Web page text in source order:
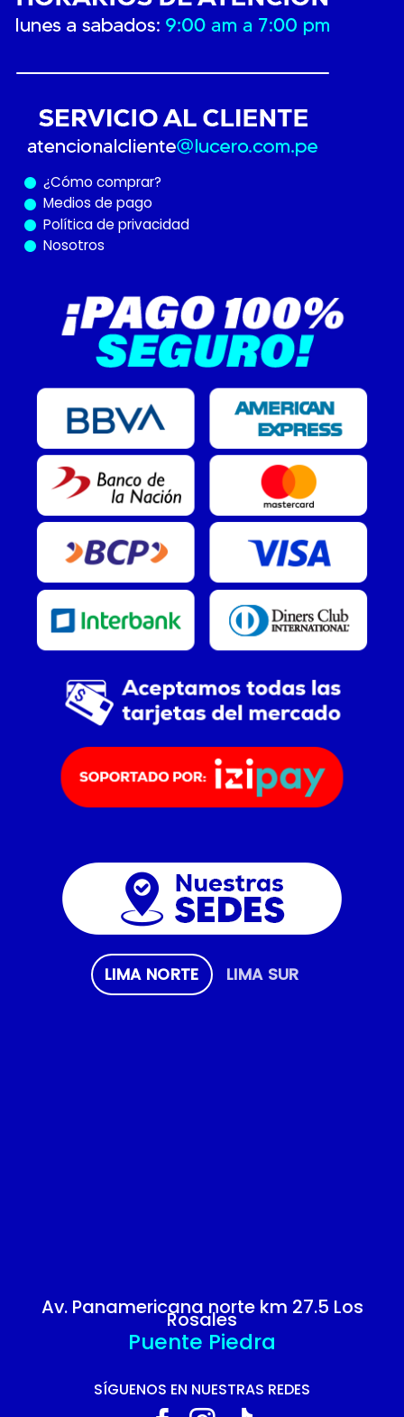
¿Cómo comprar?
Medios de pago
Política de privacidad
Nosotros
LIMA NORTE LIMA SUR
Av. Panamericana norte km 27.5 Los
Rosales
Puente Piedra
SÍGUENOS EN NUESTRAS REDES